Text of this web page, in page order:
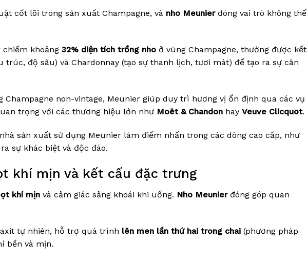
cốt lõi trong sản xuất Champagne, và nho Meunierđóng vai trò không thể
chiếm khoảng 32% diện tích trồng nhoở vùng Champagne, thường được kết
trúc, độ sâu) và Chardonnay (tạo sự thanh lịch, tươi mát) để tạo ra sự cân
Champagne non-vintage, Meunier giúp duy trì hương vị ổn định qua các vụ
trọng với các thương hiệu lớn như Moët & Chandonhay Veuve Clicquot.
sản xuất sử dụng Meunier làm điểm nhấn trong các dòng cao cấp, như
sự khác biệt và độc đáo.
khí mịn và kết cấu đặc trưng
khí mịn và cảm giác sảng khoái khi uống. Nho Meunierđóng góp quan
tự nhiên, hỗ trợ quá trình lên men lần thứ hai trong chai(phương pháp
bền và mịn.